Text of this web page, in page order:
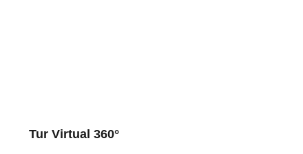
Tur Virtual 360°